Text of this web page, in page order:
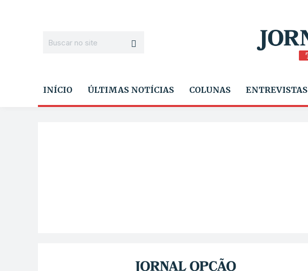
INÍCIO ÚLTIMAS NOTÍCIAS COLUNAS ENTREVISTAS